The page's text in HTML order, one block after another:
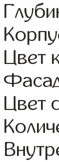
Цвет
Цвет